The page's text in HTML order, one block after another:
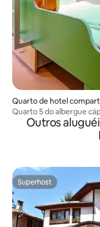
Quarto de hotel
Quarto 5 do albergue
Outros
Superhost
Superhost